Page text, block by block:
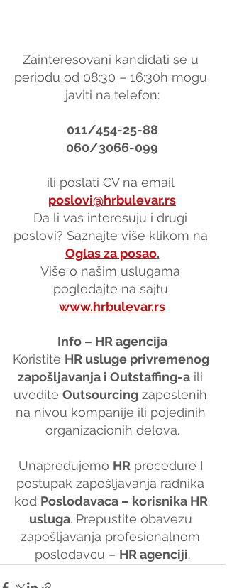
Zainteresovani kandidati se u
periodu od 08:30 – 16:30h mogu
javiti na telefon:
011/454-25-88
060/3066-099
ili poslati CV na email
poslovi@hrbulevar.rs
Da li vas interesuju i drugi
poslovi? Saznajte više klikom na
Oglas za posao.
Više o našim uslugama
pogledajte na sajtu
www.hrbulevar.rs
Info – HR agencija
Koristite HR usluge privremenog
zapošljavanja i Outstaffing-a ili
uvedite Outsourcing zaposlenih
na nivou kompanije ili pojedinih
organizacionih delova.
Unapređujemo HR procedure I
postupak zapošljavanja radnika
kod Poslodavaca – korisnika HR
usluga. Prepustite obavezu
zapošljavanja profesionalnom
poslodavcu – HR agenciji.